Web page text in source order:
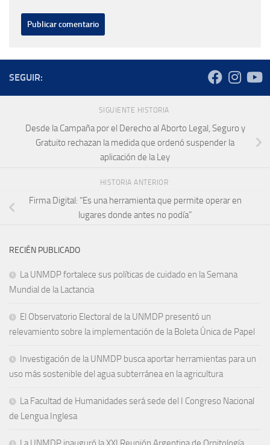
SEGUIR:
SIGUIENTE HISTORIA
Desde la Campaña por el Derecho al Aborto Legal, Seguro y
Gratuito rechazan la medida que ordenó suspender la
aplicación de la Ley
HISTORIA ANTERIOR
Firma Digital: “Es una herramienta que permite operar en
lugares donde antes no podía”
RECIÉN PUBLICADO
La UNMDP fortalece sus políticas de cuidado en la Semana
Mundial de la Lactancia
El Observatorio Electoral de la UNMDP presentó un
relevamiento sobre la implementación de la Boleta Única de Papel
Investigación de la UNMDP busca aportar herramientas para un
uso más sostenible del agua subterránea en la agricultura
La Facultad de Humanidades será sede del I Congreso Nacional
de Lengua Inglesa